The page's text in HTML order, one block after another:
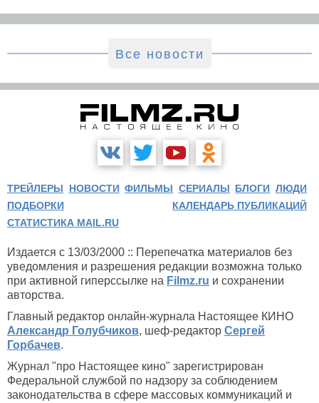
Все новости
ТРЕЙЛЕРЫ НОВОСТИ ФИЛЬМЫ СЕРИАЛЫ БЛОГИ ЛЮДИ
ПОДБОРКИ
КАЛЕНДАРЬ ПУБЛИКАЦИЙ
СТАТИСТИКА MAIL.RU
Издается с 13/03/2000 :: Перепечатка материалов без
уведомления и разрешения редакции возможна только
при активной гиперссылке на Filmz.ru и сохранении
авторства.
Главный редактор онлайн-журнала Настоящее КИНО
Александр Голубчиков, шеф-редактор Сергей
Горбачев.
Журнал "про Настоящее кино" зарегистрирован
Федеральной службой по надзору за соблюдением
законодательства в сфере массовых коммуникаций и